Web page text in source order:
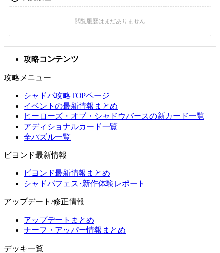
攻略コンテンツ
攻略メニュー
シャドバ攻略TOPページ
イベントの最新情報まとめ
ヒーローズ・オブ・シャドウバースの新カード一覧
アディショナルカード一覧
全パズル一覧
ビヨンド最新情報
ビヨンド最新情報まとめ
シャドバフェス･新作体験レポート
アップデート/修正情報
アップデートまとめ
ナーフ・アッパー情報まとめ
デッキ一覧